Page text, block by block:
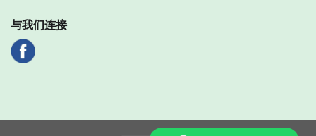
与我们连接